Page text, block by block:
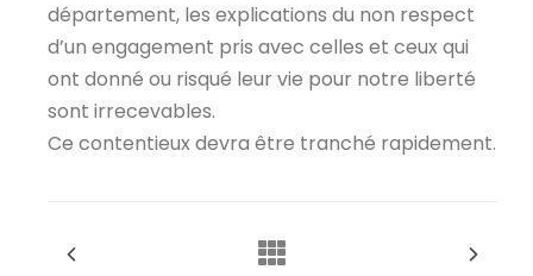
département, les explications du non respect
d’un engagement pris avec celles et ceux qui
ont donné ou risqué leur vie pour notre liberté
sont irrecevables.
Ce contentieux devra être tranché rapidement.